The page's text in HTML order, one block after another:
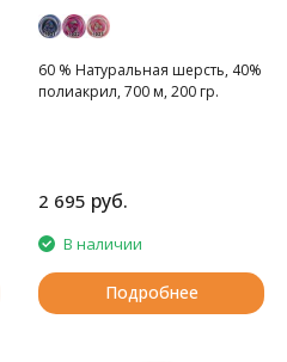
60 % Натуральная шерсть, 40%
полиакрил, 700 м, 200 гр.
2 695 руб.
В наличии
Подробнее